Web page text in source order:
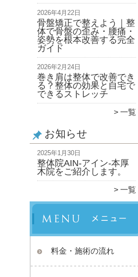
2026年4月22日
骨盤矯正で整えよう｜整
体で骨盤の歪み・腰痛・
姿勢を根本改善する完全
ガイド
2026年2月24日
巻き肩は整体で改善でき
る？整体の効果と自宅で
できるストレッチ
一覧
お知らせ
2025年1月30日
整体院AIN-アイン-本厚
木院をご紹介します。
一覧
料金・施術の流れ